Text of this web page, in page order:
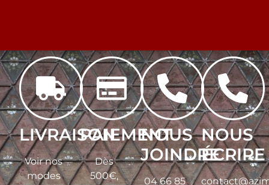
LIVRAISON
Voir nos
modes
PAIEMENT
Dès
500€,
NOUS
JOINDRE
04 66 85
NOUS
ÉCRIRE